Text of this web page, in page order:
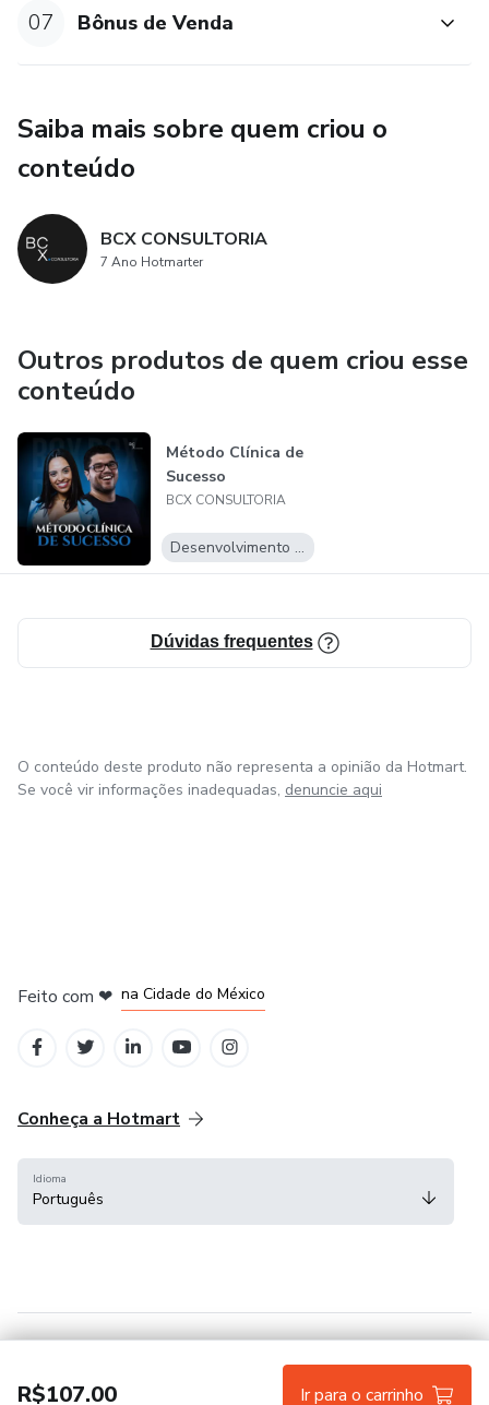
07 Bônus de Venda
Saiba mais sobre quem criou o
conteúdo
BCX CONSULTORIA
7 Ano Hotmarter
Outros produtos de quem criou esse
conteúdo
Método Clínica de
Sucesso
BCX CONSULTORIA
Desenvolvimento Pessoal
Dúvidas frequentes
R$107.00 Ir para o carrinho
O conteúdo deste produto não representa a opinião da Hotmart.
Se você vir informações inadequadas, denuncie aqui
Feito com ❤ na Cidade do México
Conheça a Hotmart
Idioma
Português